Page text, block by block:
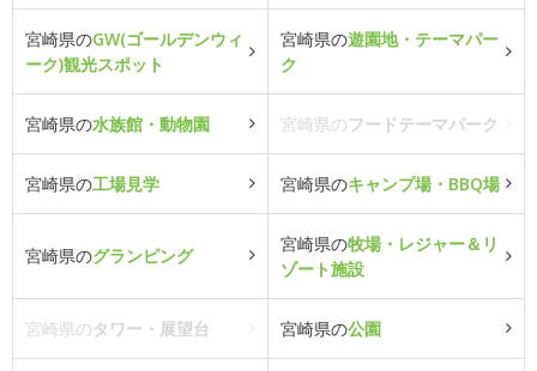
宮崎県のGW(ゴールデンウィ
ーク)観光スポット
宮崎県の遊園地・テーマパー
ク
宮崎県の水族館・動物園 宮崎県のフードテーマパーク
宮崎県の工場見学 宮崎県のキャンプ場・BBQ場
宮崎県のグランピング
宮崎県の牧場・レジャー＆リ
ゾート施設
宮崎県のタワー・展望台 宮崎県の公園